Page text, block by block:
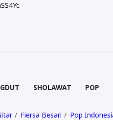
SHOLAWAT POP
Fiersa Besari Pop